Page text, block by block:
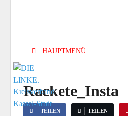
Kassel-
HAUPTMENÜ
Rackete_Insta
TEILEN TEILEN